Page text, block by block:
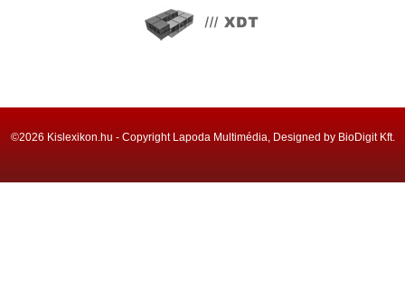
©2026 Kislexikon.hu - Copyright Lapoda Multimédia, Designed by BioDigit Kft.